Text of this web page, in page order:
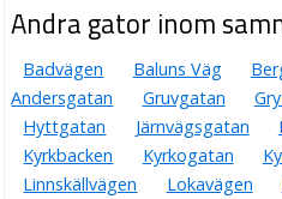
Andra gator inom
Badvägen Baluns Väg
Andersgatan
Gruvgatan
Hyttgatan
Järnvägsgatan
Kyrkbacken
Kyrkogatan
Linnskällvägen
Lokavägen